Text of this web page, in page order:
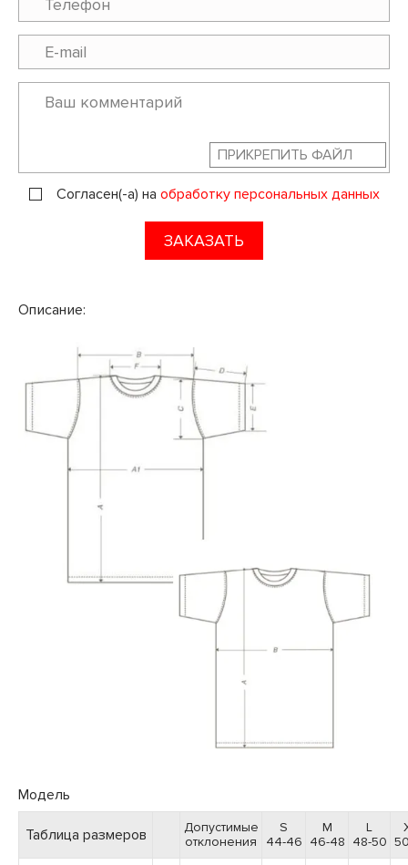
ПРИКРЕПИТЬ ФАЙЛ
Согласен(-а) на обработку персональных данных
ЗАКАЗАТЬ
Описание:
Модель
Таблица размеров
Допустимые
отклонения
S
44-46
M
46-48
L
48-50